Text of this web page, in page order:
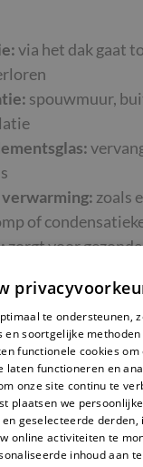
via het dak gaat
spouwmuur,
zoals
of
zorgt voor
vraagt dezelfde
opleveren voor
toestand.
te ondersteunen,
en soortgelijke methoden
functionele cookies om
laten functioneren en
onze site continu te
plaatsen we
en geselecteerde derden,
online activiteiten te
inhoud aan